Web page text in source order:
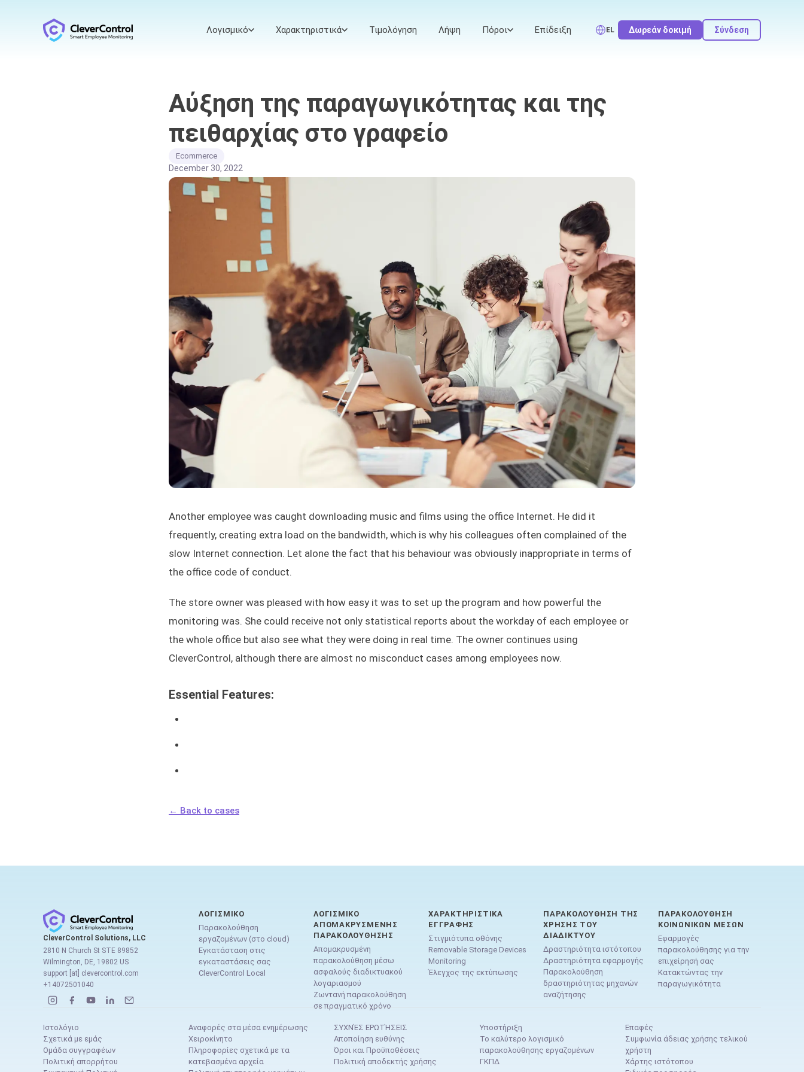
Λογισμικό Χαρακτηριστικά Τιμολόγηση Λήψη Πόροι Επίδειξη EL Δωρεάν δοκιμή Σύνδεση
Αύξηση της παραγωγικότητας και της
πειθαρχίας στο γραφείο
Ecommerce
December 30, 2022
Another employee was caught downloading music and films using the office Internet. He did it
frequently, creating extra load on the bandwidth, which is why his colleagues often complained of the
slow Internet connection. Let alone the fact that his behaviour was obviously inappropriate in terms of
the office code of conduct.
The store owner was pleased with how easy it was to set up the program and how powerful the
monitoring was. She could receive not only statistical reports about the workday of each employee or
the whole office but also see what they were doing in real time. The owner continues using
CleverControl, although there are almost no misconduct cases among employees now.
Essential Features:
← Back to cases
CleverControl Solutions, LLC
2810 N Church St STE 89852
Wilmington, DE, 19802 US
support [at] clevercontrol.com
+14072501040
ΛΟΓΙΣΜΙΚΌ
Παρακολούθηση
εργαζομένων (στο cloud)
Εγκατάσταση στις
εγκαταστάσεις σας
CleverControl Local
ΛΟΓΙΣΜΙΚΌ
ΑΠΟΜΑΚΡΥΣΜΈΝΗΣ
ΠΑΡΑΚΟΛΟΎΘΗΣΗΣ
Απομακρυσμένη
παρακολούθηση μέσω
ασφαλούς διαδικτυακού
λογαριασμού
Ζωντανή παρακολούθηση
σε πραγματικό χρόνο
ΧΑΡΑΚΤΗΡΙΣΤΙΚΆ
ΕΓΓΡΑΦΉΣ
Στιγμιότυπα οθόνης
Removable Storage Devices
Monitoring
Έλεγχος της εκτύπωσης
ΠΑΡΑΚΟΛΟΎΘΗΣΗ ΤΗΣ
ΧΡΉΣΗΣ ΤΟΥ
ΔΙΑΔΙΚΤΎΟΥ
Δραστηριότητα ιστότοπου
Δραστηριότητα εφαρμογής
Παρακολούθηση
δραστηριότητας μηχανών
αναζήτησης
ΠΑΡΑΚΟΛΟΎΘΗΣΗ
ΚΟΙΝΩΝΙΚΏΝ ΜΈΣΩΝ
Εφαρμογές
παρακολούθησης για την
επιχείρησή σας
Κατακτώντας την
παραγωγικότητα
Ιστολόγιο
Σχετικά με εμάς
Ομάδα συγγραφέων
Πολιτική απορρήτου
Αναφορές στα μέσα ενημέρωσης
Χειροκίνητο
Πληροφορίες σχετικά με τα
κατεβασμένα αρχεία
ΣΥΧΝΈΣ ΕΡΩΤΉΣΕΙΣ
Αποποίηση ευθύνης
Όροι και Προϋποθέσεις
Πολιτική αποδεκτής χρήσης
Υποστήριξη
Το καλύτερο λογισμικό
παρακολούθησης εργαζομένων
ΓΚΠΔ
Επαφές
Συμφωνία άδειας χρήσης τελικού
χρήστη
Χάρτης ιστότοπου